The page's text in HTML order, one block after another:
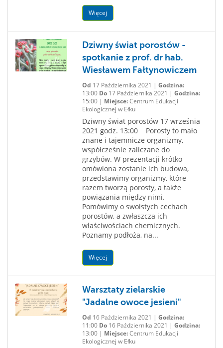
Więcej
Dziwny świat porostów -
spotkanie z prof. dr hab.
Wiesławem Fałtynowiczem
Od 17 Października 2021 | Godzina:
13:00 Do17 Października 2021 | Godzina:
15:00 | Miejsce:Centrum Edukacji
Ekologicznej w Ełku
Dziwny świat porostów 17 września
2021 godz. 13:00 Porosty to mało
znane i tajemnicze organizmy,
współcześnie zaliczane do
grzybów. W prezentacji krótko
omówiona zostanie ich budowa,
przedstawimy organizmy, które
razem tworzą porosty, a także
powiązania między nimi.
Pomówimy o swoistych cechach
porostów, a zwłaszcza ich
właściwościach chemicznych.
Poznamy podłoża, na...
Więcej
Warsztaty zielarskie
"Jadalne owoce jesieni"
Od 16 Października 2021 | Godzina:
11:00 Do16 Października 2021 | Godzina:
13:00 | Miejsce:Centrum Edukacji
Ekologicznej w Ełku